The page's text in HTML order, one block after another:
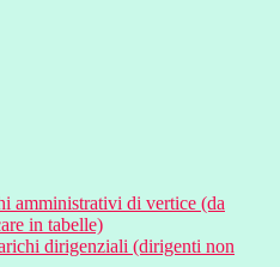
amministrativi di vertice (da
in tabelle)
dirigenziali (dirigenti non